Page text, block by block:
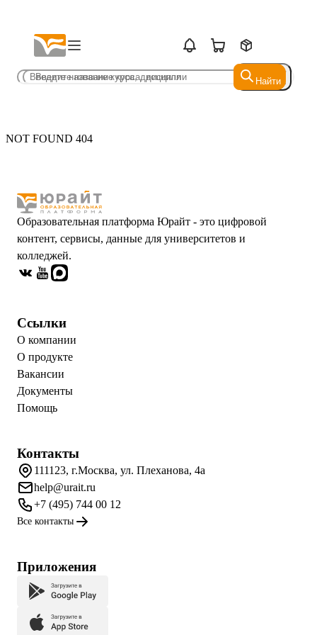
Найти
Найти
NOT FOUND 404
Образовательная платформа Юрайт - это цифровой
контент, сервисы, данные для университетов и
колледжей.
Ссылки
О компании
О продукте
Вакансии
Документы
Помощь
Контакты
111123, г.Москва, ул. Плеханова, 4а
help@urait.ru
+7 (495) 744 00 12
Все контакты
Приложения